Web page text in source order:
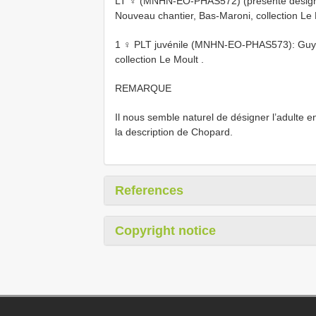
Nouveau chantier, Bas-Maroni, collection
1 ♀ PLT juvénile (MNHN-EO-PHAS573):
collection Le Moult
REMARQUE
Il nous semble naturel de désigner l’adulte
la description de Chopard.
References
Copyright notice